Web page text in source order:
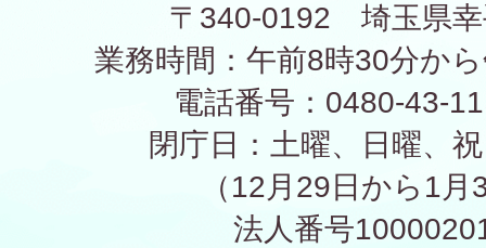
〒340-0192 埼玉県幸
業務時間：午前8時30分か
電話番号：0480-43-
閉庁日：土曜、日曜、
（12月29日から1
法人番号